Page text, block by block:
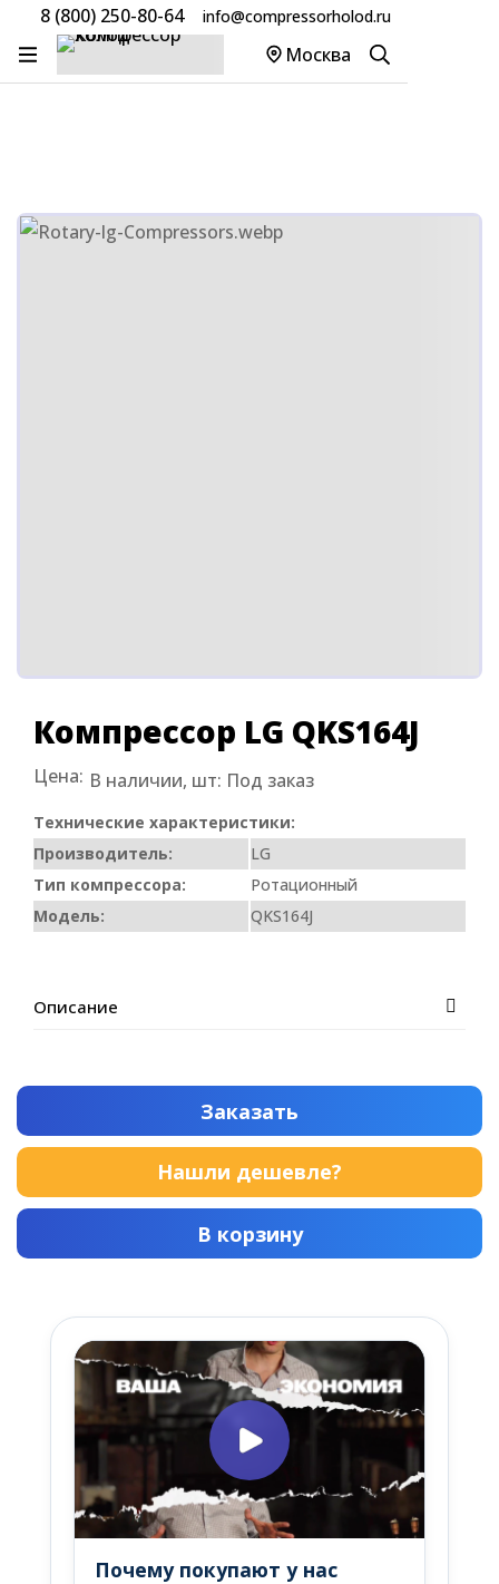
8 (800) 250-80-64 info@compressorholod.ru
Москва
Главная Товары
Компрессоры LG
Компрессор LG QKS164J
Компрессор LG QKS164J
Цена: В наличии, шт: Под заказ
Технические характеристики:
Производитель:
LG
Тип компрессора:
Ротационный
Модель:
QKS164J
Описание
Заказать
Нашли дешевле?
В корзину
Почему покупают у нас